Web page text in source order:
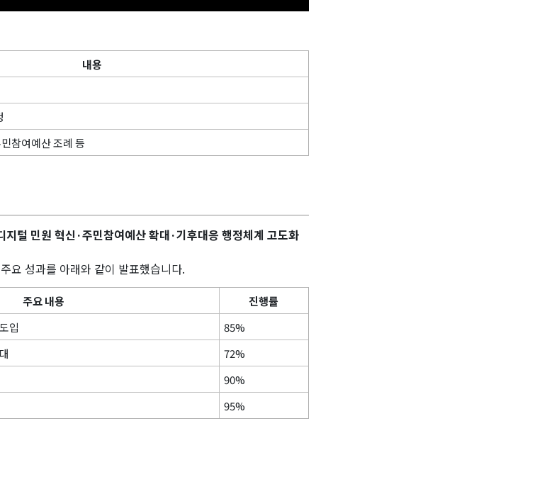
내용
참여예산 조례 등
지털 민원 혁신·주민참여예산 확대·기후대응 행정체계 고도화
요 성과를 아래와 같이 발표했습니다.
주요 내용
진행률
입
85%
72%
90%
95%